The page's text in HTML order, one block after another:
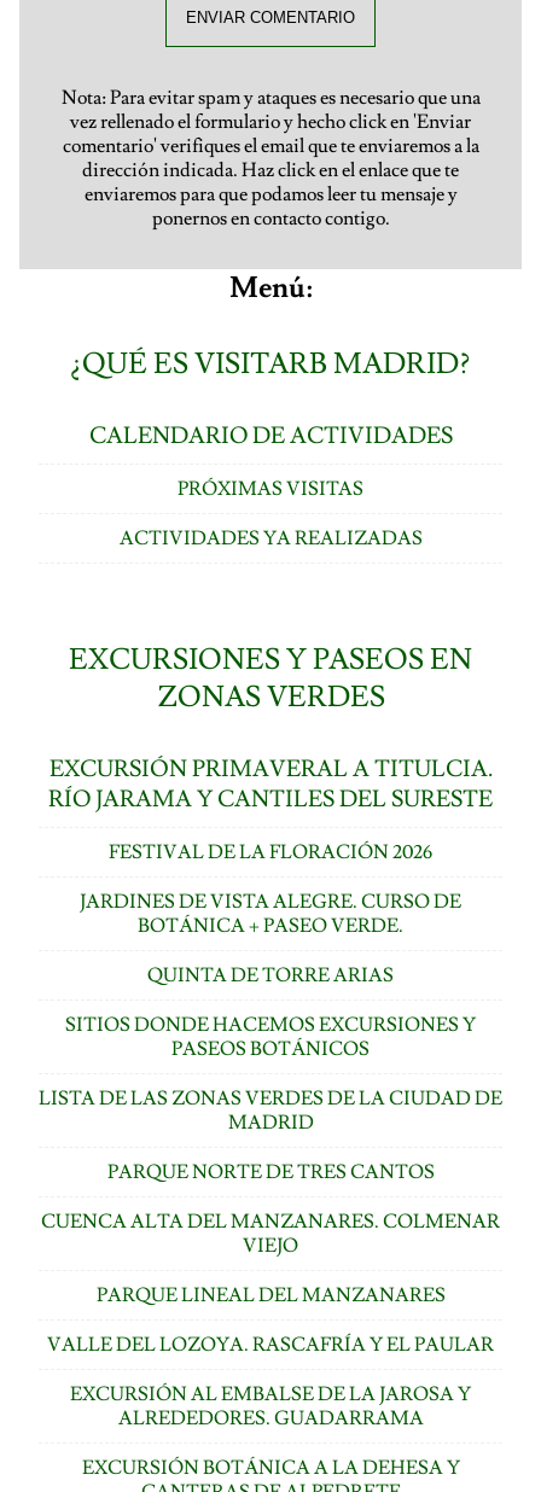
ENVIAR COMENTARIO
Nota: Para evitar spam y ataques es necesario que una
vez rellenado el formulario y hecho click en 'Enviar
comentario' verifiques el email que te enviaremos a la
dirección indicada. Haz click en el enlace que te
enviaremos para que podamos leer tu mensaje y
ponernos en contacto contigo.
Menú:
¿QUÉ ES VISITARB MADRID?
CALENDARIO DE ACTIVIDADES
PRÓXIMAS VISITAS
ACTIVIDADES YA REALIZADAS
EXCURSIONES Y PASEOS EN
ZONAS VERDES
EXCURSIÓN PRIMAVERAL A TITULCIA.
RÍO JARAMA Y CANTILES DEL SURESTE
FESTIVAL DE LA FLORACIÓN 2026
JARDINES DE VISTA ALEGRE. CURSO DE
BOTÁNICA + PASEO VERDE.
QUINTA DE TORRE ARIAS
SITIOS DONDE HACEMOS EXCURSIONES Y
PASEOS BOTÁNICOS
LISTA DE LAS ZONAS VERDES DE LA CIUDAD DE
MADRID
PARQUE NORTE DE TRES CANTOS
CUENCA ALTA DEL MANZANARES. COLMENAR
VIEJO
PARQUE LINEAL DEL MANZANARES
VALLE DEL LOZOYA. RASCAFRÍA Y EL PAULAR
EXCURSIÓN AL EMBALSE DE LA JAROSA Y
ALREDEDORES. GUADARRAMA
EXCURSIÓN BOTÁNICA A LA DEHESA Y